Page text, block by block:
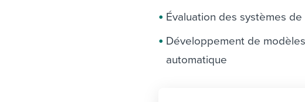
Évaluation des systèmes
Développement de
automatique